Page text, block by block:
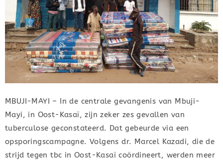
MBUJI-MAYI – In de centrale gevangenis van Mbuji-
Mayi, in Oost-Kasaï, zijn zeker zes gevallen van
tuberculose geconstateerd. Dat gebeurde via een
opsporingscampagne. Volgens dr. Marcel Kazadi, die de
strijd tegen tbc in Oost-Kasaï coördineert, werden meer